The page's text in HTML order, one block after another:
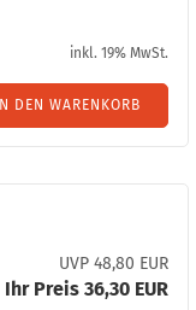
inkl. 19% MwSt.
IN DEN WARENKORB
UVP 48,80 EUR
Ihr Preis 36,30 EUR